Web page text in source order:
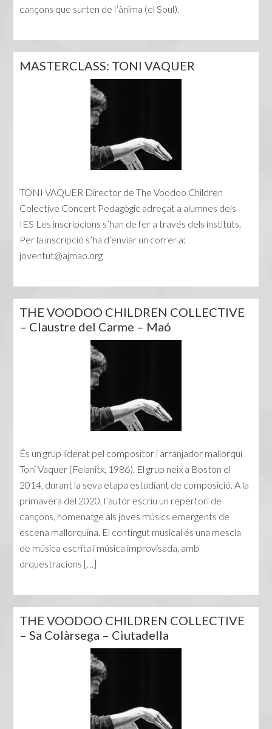
cançons que surten de l’ànima (el Soul).
MASTERCLASS: TONI VAQUER
TONI VAQUER Director de The Voodoo Children
Colective Concert Pedagògic adreçat a alumnes dels
IES Les inscripcions s’han de fer a través dels instituts.
Per la inscripció s’ha d’enviar un correr a:
joventut@ajmao.org
THE VOODOO CHILDREN COLLECTIVE
– Claustre del Carme – Maó
És un grup liderat pel compositor i arranjador mallorquí
Toni Vaquer (Felanitx, 1986). El grup neix a Boston el
2014, durant la seva etapa estudiant de composició. A la
primavera del 2020, l’autor escriu un repertori de
cançons, homenatge als joves músics emergents de
escena mallorquina. El contingut musical és una mescla
de música escrita i música improvisada, amb
orquestracions […]
THE VOODOO CHILDREN COLLECTIVE
– Sa Colàrsega – Ciutadella